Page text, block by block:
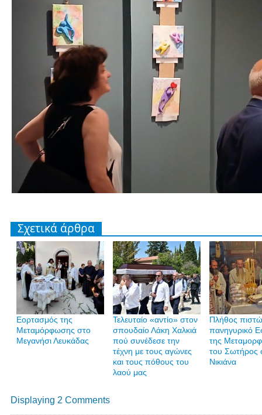
Σχετικά άρθρα
Εορτασμός της
Μεταμόρφωσης στο
Μεγανήσι Λευκάδας
Τελευταίο «αντίο» στον
σπουδαίο Λάκη Χαλκιά
πού συνέδεσε την
τέχνη με τους αγώνες
και τους πόθους του
λαού μας
Πλήθος
πανηγυρικό
της
του Σωτήρος
Νικιάνα
Displaying 2 Comments